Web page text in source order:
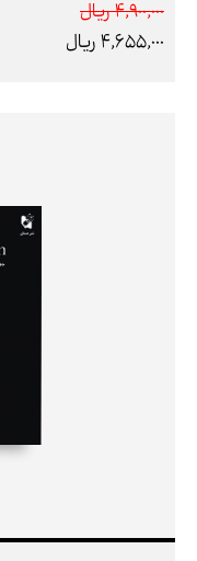
4,900,000 ريال
4,655,000 ريال